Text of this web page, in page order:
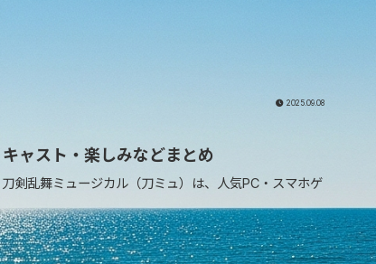
2025.09.08
ャスト・楽しみなどまとめ
乱舞ミュージカル（刀ミュ）は、人気PC・スマホゲ